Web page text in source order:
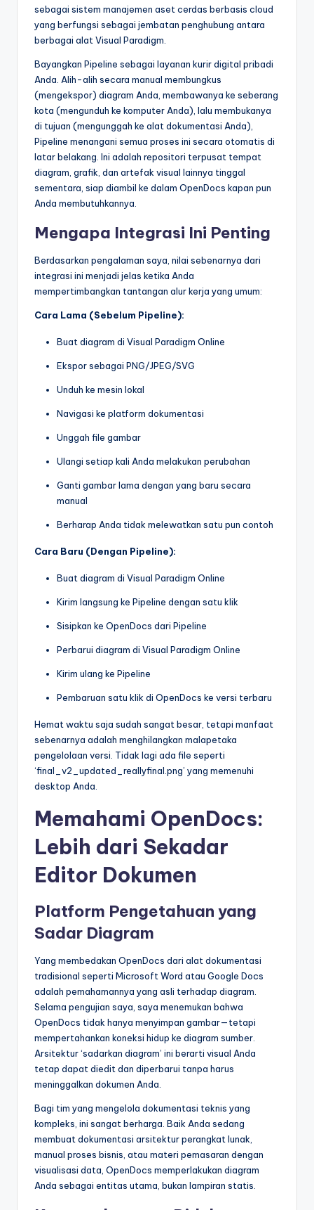
sebagai sistem manajemen aset cerdas berbasis cloud
yang berfungsi sebagai jembatan penghubung antara
berbagai alat Visual Paradigm.
Bayangkan Pipeline sebagai layanan kurir digital pribadi
Anda. Alih-alih secara manual membungkus
(mengekspor) diagram Anda, membawanya ke seberang
kota (mengunduh ke komputer Anda), lalu membukanya
di tujuan (mengunggah ke alat dokumentasi Anda),
Pipeline menangani semua proses ini secara otomatis di
latar belakang. Ini adalah repositori terpusat tempat
diagram, grafik, dan artefak visual lainnya tinggal
sementara, siap diambil ke dalam OpenDocs kapan pun
Anda membutuhkannya.
Mengapa Integrasi Ini Penting
Berdasarkan pengalaman saya, nilai sebenarnya dari
integrasi ini menjadi jelas ketika Anda
mempertimbangkan tantangan alur kerja yang umum:
Cara Lama (Sebelum Pipeline):
Buat diagram di Visual Paradigm Online
Ekspor sebagai PNG/JPEG/SVG
Unduh ke mesin lokal
Navigasi ke platform dokumentasi
Unggah file gambar
Ulangi setiap kali Anda melakukan perubahan
Ganti gambar lama dengan yang baru secara
manual
Berharap Anda tidak melewatkan satu pun contoh
Cara Baru (Dengan Pipeline):
Buat diagram di Visual Paradigm Online
Kirim langsung ke Pipeline dengan satu klik
Sisipkan ke OpenDocs dari Pipeline
Perbarui diagram di Visual Paradigm Online
Kirim ulang ke Pipeline
Pembaruan satu klik di OpenDocs ke versi terbaru
Hemat waktu saja sudah sangat besar, tetapi manfaat
sebenarnya adalah menghilangkan malapetaka
pengelolaan versi. Tidak lagi ada file seperti
‘final_v2_updated_reallyfinal.png’ yang memenuhi
desktop Anda.
Memahami OpenDocs:
Lebih dari Sekadar
Editor Dokumen
Platform Pengetahuan yang
Sadar Diagram
Yang membedakan OpenDocs dari alat dokumentasi
tradisional seperti Microsoft Word atau Google Docs
adalah pemahamannya yang asli terhadap diagram.
Selama pengujian saya, saya menemukan bahwa
OpenDocs tidak hanya menyimpan gambar—tetapi
mempertahankan koneksi hidup ke diagram sumber.
Arsitektur ‘sadarkan diagram’ ini berarti visual Anda
tetap dapat diedit dan diperbarui tanpa harus
meninggalkan dokumen Anda.
Bagi tim yang mengelola dokumentasi teknis yang
kompleks, ini sangat berharga. Baik Anda sedang
membuat dokumentasi arsitektur perangkat lunak,
manual proses bisnis, atau materi pemasaran dengan
visualisasi data, OpenDocs memperlakukan diagram
Anda sebagai entitas utama, bukan lampiran statis.